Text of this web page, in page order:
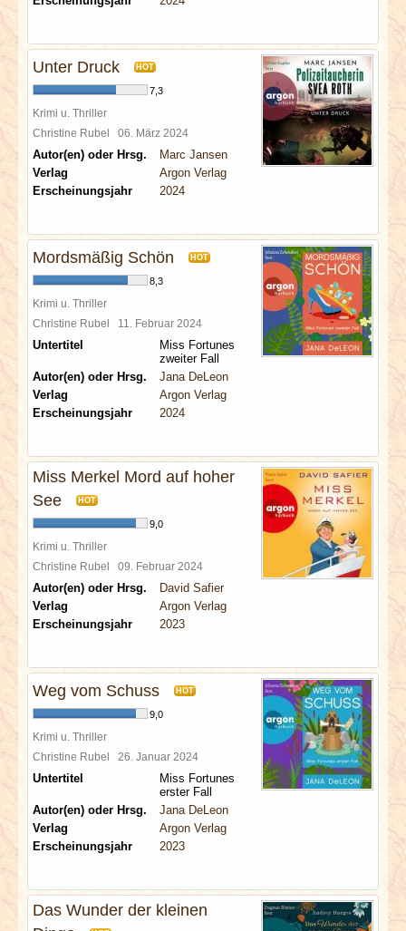
Unter Druck HOT
7,3
Krimi u. Thriller
Christine Rubel 06. März 2024
Autor(en) oder Hrsg.
Marc Jansen
Verlag
Argon Verlag
Erscheinungsjahr
2024
Mordsmäßig Schön HOT
8,3
Krimi u. Thriller
Christine Rubel 11. Februar 2024
Untertitel
Miss Fortunes
zweiter Fall
Autor(en) oder Hrsg.
Jana DeLeon
Verlag
Argon Verlag
Erscheinungsjahr
2024
Miss Merkel Mord auf hoher
See
HOT
9,0
Krimi u. Thriller
Christine Rubel 09. Februar 2024
Autor(en) oder Hrsg.
David Safier
Verlag
Argon Verlag
Erscheinungsjahr
2023
Weg vom Schuss HOT
9,0
Krimi u. Thriller
Christine Rubel 26. Januar 2024
Untertitel
Miss Fortunes
erster Fall
Autor(en) oder Hrsg.
Jana DeLeon
Verlag
Argon Verlag
Erscheinungsjahr
2023
Das Wunder der kleinen